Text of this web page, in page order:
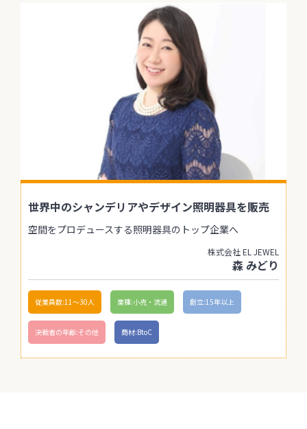
世界中のシャンデリアやデザイン照明器具を販売
空間をプロデュースする照明器具のトップ企業へ
株式会社 EL JEWEL
森 みどり
従業員数:11〜30人 業種:小売・流通 創立:15年以上
決裁者の年齢:その他 商材:BtoC